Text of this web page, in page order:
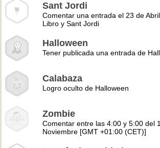
Sant Jordi
Comentar una entrada el 23 de
Libro y Sant Jordi
Halloween
Tener publicada una entrada de
Calabaza
Logro oculto de Halloween
Zombie
Comentar entre las 4:00 y 5:00 del
Noviembre [GMT +01:00 (CET)]